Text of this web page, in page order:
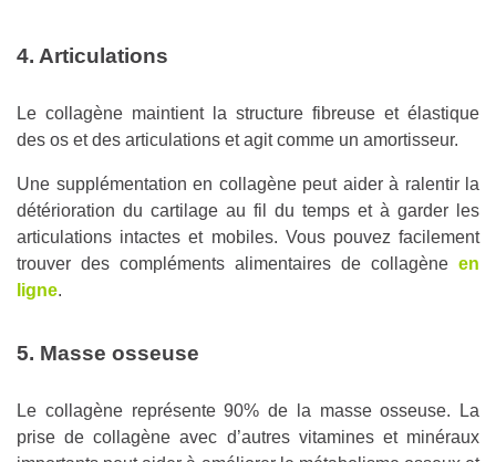
4. Articulations
Le collagène maintient la structure fibreuse et élastique
des os et des articulations et agit comme un amortisseur.
Une supplémentation en collagène peut aider à ralentir la
détérioration du cartilage au fil du temps et à garder les
articulations intactes et mobiles. Vous pouvez facilement
trouver des compléments alimentaires de collagène en
ligne.
5. Masse osseuse
Le collagène représente 90% de la masse osseuse. La
prise de collagène avec d’autres vitamines et minéraux